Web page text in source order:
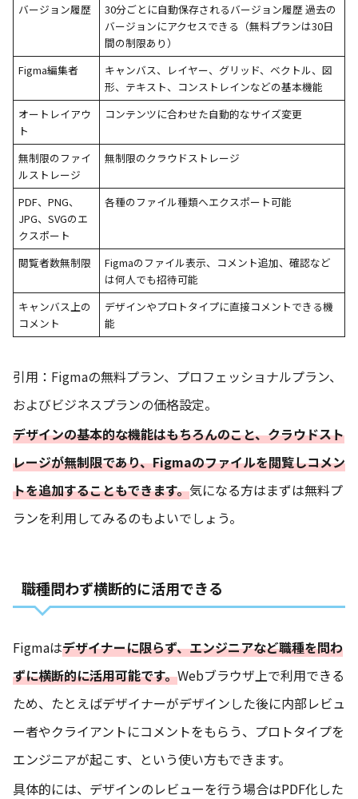
バージョン履歴
30分ごとに自動保存されるバージョン履歴 過去の
バージョンにアクセスできる（無料プランは30日
間の制限あり）
Figma編集者
キャンバス、レイヤー、グリッド、ベクトル、図
形、テキスト、コンストレインなどの基本機能
オートレイアウ
ト
コンテンツに合わせた自動的なサイズ変更
無制限のファイ
ルストレージ
無制限のクラウドストレージ
PDF、PNG、
JPG、SVGのエ
クスポート
各種のファイル種類へエクスポート可能
閲覧者数無制限
Figmaのファイル表示、コメント追加、確認など
は何人でも招待可能
キャンバス上の
コメント
デザインやプロトタイプに直接コメントできる機
能
引用： Figmaの無料プラン、プロフェッショナルプラン、
およびビジネスプランの価格設定。
デザインの基本的な機能はもちろんのこと、クラウドスト
レージが無制限であり、Figmaのファイルを閲覧しコメン
トを追加することもできます。気になる方はまずは無料プ
ランを利用してみるのもよいでしょう。
職種問わず横断的に活用できる
Figmaはデザイナーに限らず、エンジニアなど職種を問わ
ずに横断的に活用可能です。Webブラウザ上で利用できる
ため、たとえばデザイナーがデザインした後に内部レビュ
ー者やクライアントにコメントをもらう、プロトタイプを
エンジニアが起こす、という使い方もできます。
具体的には、デザインのレビューを行う場合はPDF化した